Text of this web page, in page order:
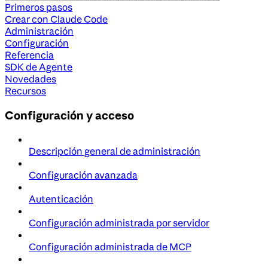
Primeros pasos
Crear con Claude Code
Administración
Configuración
Referencia
SDK de Agente
Novedades
Recursos
Configuración y acceso
Descripción general de administración
Configuración avanzada
Autenticación
Configuración administrada por servidor
Configuración administrada de MCP